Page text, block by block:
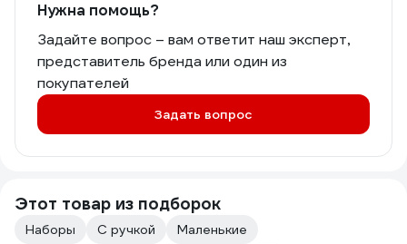
Нужна помощь?
Задайте вопрос – вам ответит наш эксперт,
представитель бренда или один из
покупателей
Задать вопрос
Этот товар из подборок
Наборы С ручкой
Маленькие